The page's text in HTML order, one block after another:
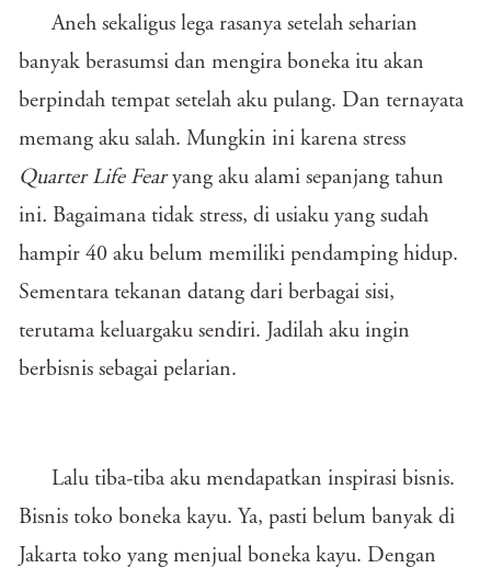
Aneh sekaligus lega rasanya setelah seharian
banyak berasumsi dan mengira boneka itu akan
berpindah tempat setelah aku pulang. Dan ternayata
memang aku salah. Mungkin ini karena stress
Quarter Life Fearyang aku alami sepanjang tahun
ini. Bagaimana tidak stress, di usiaku yang sudah
hampir 40 aku belum memiliki pendamping hidup.
Sementara tekanan datang dari berbagai sisi,
terutama keluargaku sendiri. Jadilah aku ingin
berbisnis sebagai pelarian.
Lalu tiba-tiba aku mendapatkan inspirasi bisnis.
Bisnis toko boneka kayu. Ya, pasti belum banyak di
Jakarta toko yang menjual boneka kayu. Dengan